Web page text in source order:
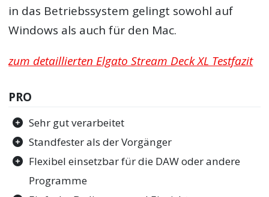
in das Betriebssystem gelingt sowohl auf
Windows als auch für den Mac.
zum detaillierten Elgato Stream Deck XL Testfazit
PRO
Sehr gut verarbeitet
Standfester als der Vorgänger
Flexibel einsetzbar für die DAW oder andere
Programme